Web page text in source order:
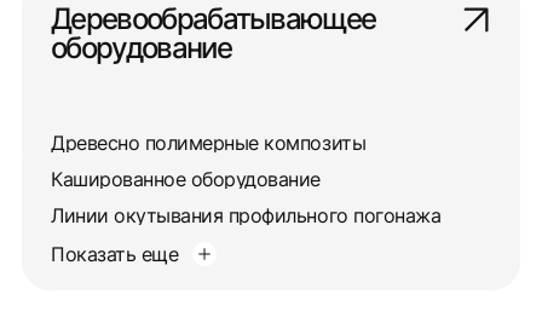
Деревообрабатывающее
оборудование
Древесно полимерные композиты
Кашированное оборудование
Линии окутывания профильного погонажа
Показать еще